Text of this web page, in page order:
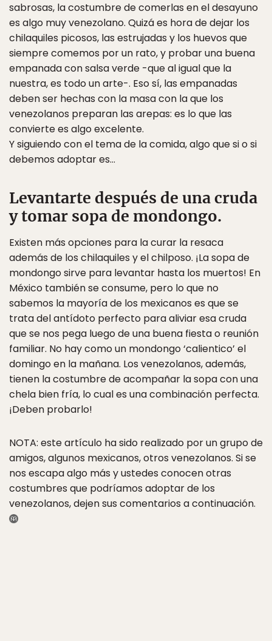
sabrosas, la costumbre de comerlas en el desayuno
es algo muy venezolano. Quizá es hora de dejar los
chilaquiles picosos, las estrujadas y los huevos que
siempre comemos por un rato, y probar una buena
empanada con salsa verde -que al igual que la
nuestra, es todo un arte-. Eso sí, las empanadas
deben ser hechas con la masa con la que los
venezolanos preparan las arepas: es lo que las
convierte es algo excelente.
Y siguiendo con el tema de la comida, algo que si o si
debemos adoptar es…
Levantarte después de una cruda
y tomar sopa de mondongo.
Existen más opciones para la curar la resaca
además de los chilaquiles y el chilposo. ¡La sopa de
mondongo sirve para levantar hasta los muertos! En
México también se consume, pero lo que no
sabemos la mayoría de los mexicanos es que se
trata del antídoto perfecto para aliviar esa cruda
que se nos pega luego de una buena fiesta o reunión
familiar. No hay como un mondongo ‘calientico’ el
domingo en la mañana. Los venezolanos, además,
tienen la costumbre de acompañar la sopa con una
chela bien fría, lo cual es una combinación perfecta.
¡Deben probarlo!
NOTA: este artículo ha sido realizado por un grupo de
amigos, algunos mexicanos, otros venezolanos. Si se
nos escapa algo más y ustedes conocen otras
costumbres que podríamos adoptar de los
venezolanos, dejen sus comentarios a continuación.